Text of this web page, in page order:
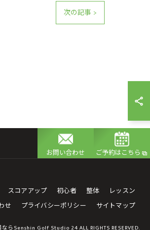
次の記事 >
お問い合わせ ご予約はこちら
スコアアップ 初心者 整体
レッスン
せ プライバシーポリシー サイトマップ
らSenshin Golf Studio 24 ALL RIGHTS RESERVED.